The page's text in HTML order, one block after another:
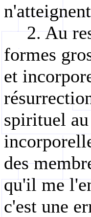
2. Au
formes
et
spirituel
des
qu'il me
c'est une